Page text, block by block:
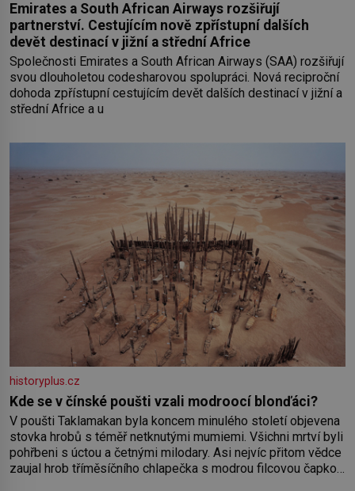
Emirates a South African Airways rozšiřují
partnerství. Cestujícím nově zpřístupní dalších
devět destinací v jižní a střední Africe
Společnosti Emirates a South African Airways (SAA) rozšiřují
svou dlouholetou codesharovou spolupráci. Nová reciproční
dohoda zpřístupní cestujícím devět dalších destinací v jižní a
střední Africe a u
historyplus.cz
Kde se v čínské poušti vzali modroocí blonďáci?
V poušti Taklamakan byla koncem minulého století objevena
stovka hrobů s téměř netknutými mumiemi. Všichni mrtví byli
pohřbeni s úctou a četnými milodary. Asi nejvíc přitom vědce
zaujal hrob tříměsíčního chlapečka s modrou filcovou čapkou,